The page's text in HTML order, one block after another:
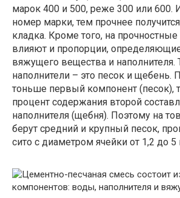
марок 400 и 500, реже 300 или 600.
номер марки, тем прочнее
кладка. Кроме того, на прочностные
влияют и пропорции,
вяжущего вещества и наполнителя.
наполнители – это песок и щебень.
тоньше первый компонент (песок),
процент содержания второй
наполнителя (щебня). Поэтому на
берут средний и крупный песок,
сито с диаметром ячейки от 1,2 до